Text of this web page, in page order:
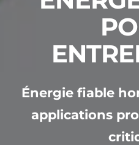
solar
solar
Énergie fiable
applications